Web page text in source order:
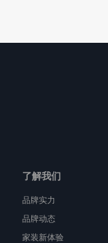
了解我们
品牌实力
品牌动态
家装新体验